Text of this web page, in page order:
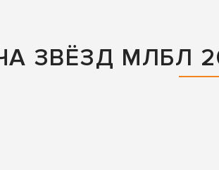
ЗВЁЗД МЛБЛ